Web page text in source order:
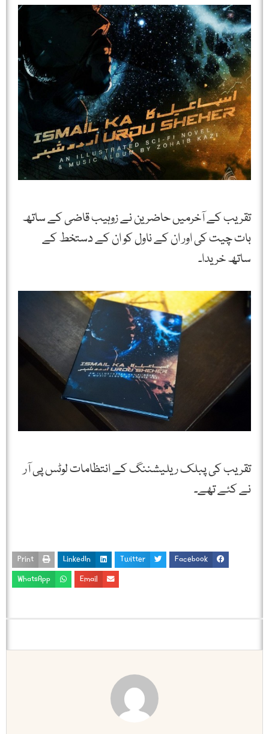
تقریب کے آخرمیں حاضرین نے زوہیب قاضی کے ساتھ
بات چیت کی اور ان کے ناول کو ان کے دستخط کے
ساتھ خریدا۔
تقریب کی پبلک ریلیشننگ کے انتظامات لوٹس پی آر
نے کئے تھے۔
Facebook
Twitter
LinkedIn
Print
Email
WhatsApp